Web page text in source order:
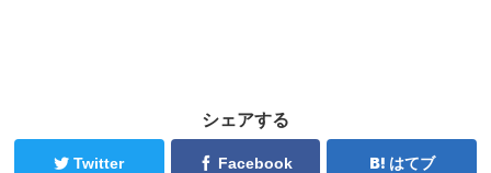
シェアする
Twitter Facebook はてブ